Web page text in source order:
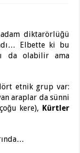
diktarörlüğü
Elbette ki bu
da olabilir ama
etnik grup var:
araplar da sünni
kere), Kürtler